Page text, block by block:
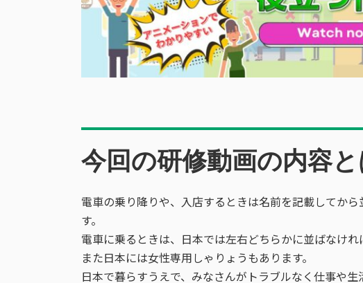
今回の研修動画の内容と
電車の乗り降りや、入店するときは名前を記載してか
す。
電車に乗るときは、日本では左右どちらかに並ばなけれ
また日本には女性専用しゃりょうもあります。
日本で暮らすうえで、みなさんがトラブルなく仕事や生